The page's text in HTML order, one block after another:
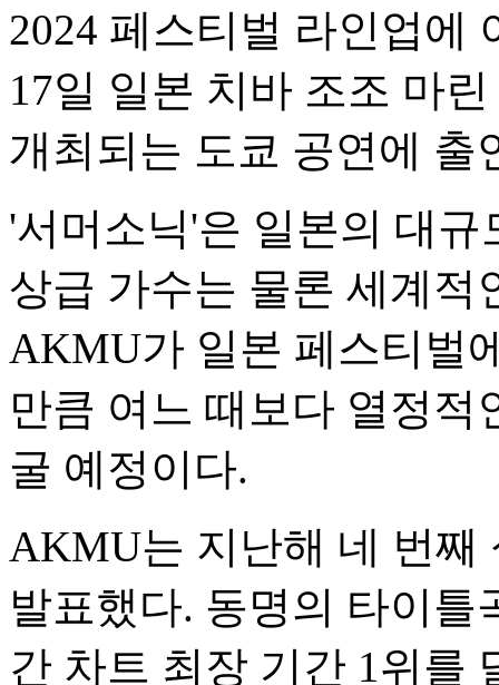
2024 페스티벌 라인업에
17일 일본 치바 조조 마
개최되는 도쿄 공연에 출
'서머소닉'은 일본의 대
상급 가수는 물론 세계적
AKMU가 일본 페스티벌
만큼 여느 때보다 열정
굴 예정이다.
AKMU는 지난해 네 번째
발표했다. 동명의 타이틀
간 차트 최장 기간 1위를